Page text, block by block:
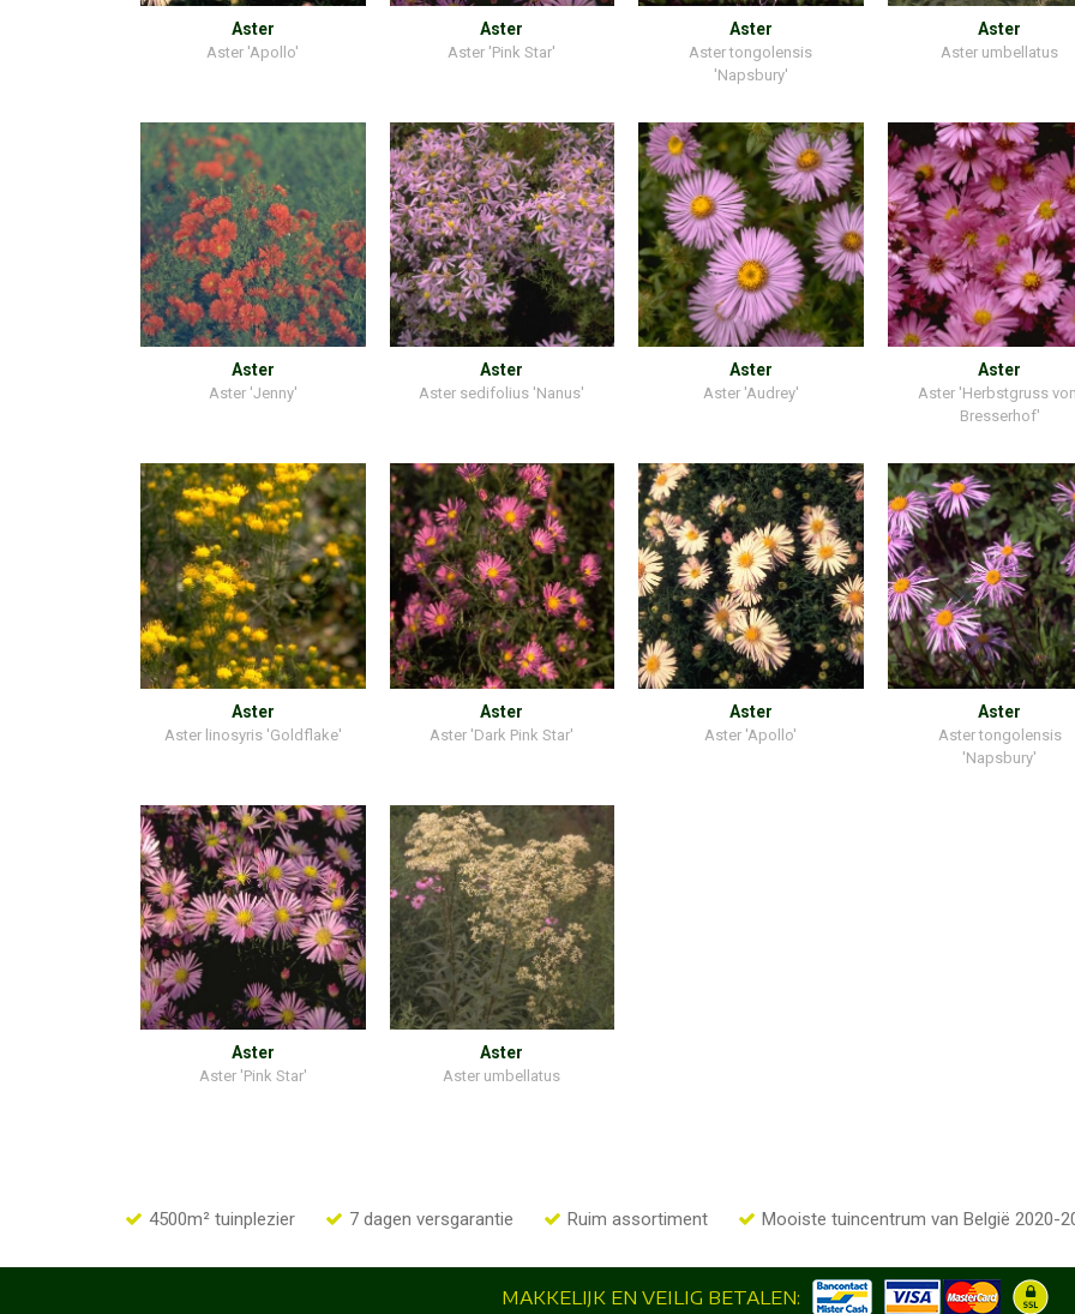
Aster
Aster 'Apollo'
Aster
Aster 'Pink Star'
Aster
Aster tongolensis
'Napsbury'
Aster
Aster umbellatus
Aster
Aster 'Jenny'
Aster
Aster sedifolius 'Nanus'
Aster
Aster 'Audrey'
Aster
Aster 'Herbstgruss
Bresserhof'
Aster
Aster linosyris 'Goldflake'
Aster
Aster 'Dark Pink Star'
Aster
Aster 'Apollo'
Aster
Aster tongolensis
'Napsbury'
Aster
Aster 'Pink Star'
Aster
Aster umbellatus
4500m² tuinplezier 7 dagen versgarantie Ruim assortiment Mooiste tuincentrum van België 2020-
MAKKELIJK EN VEILIG BETALEN: